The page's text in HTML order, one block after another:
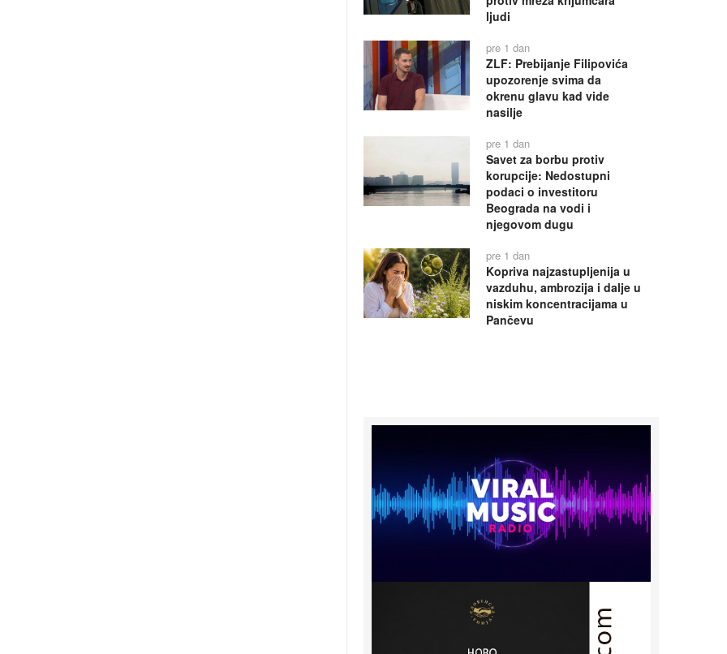
ljudi
pre 1 dan
ZLF: Prebijanje Filipovića
upozorenje svima da
okrenu glavu kad vide
nasilje
pre 1 dan
Savet za borbu protiv
korupcije: Nedostupni
podaci o investitoru
Beograda na vodi i
njegovom dugu
pre 1 dan
Kopriva najzastupljenija u
vazduhu, ambrozija i dalje u
niskim koncentracijama u
Pančevu